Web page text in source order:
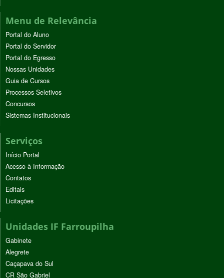
Menu de Relevância
Portal do Aluno
Portal do Servidor
Portal do Egresso
Nossas Unidades
Guia de Cursos
Processos Seletivos
Concursos
Sistemas Institucionais
Serviços
Início Portal
Acesso à Informação
Contatos
Editais
Licitações
Unidades IF Farroupilha
Gabinete
Alegrete
Caçapava do Sul
CR São Gabriel